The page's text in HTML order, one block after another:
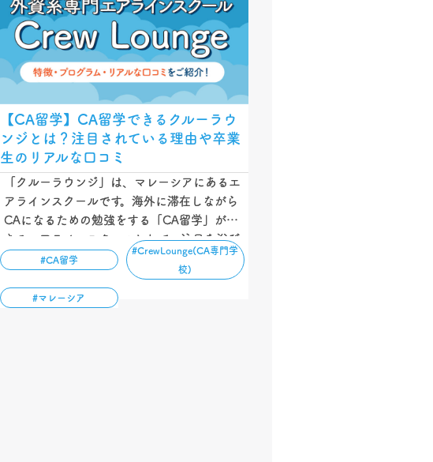
【CA留学】CA留学できるクルーラウ
ンジとは？注目されている理由や卒業
生のリアルな口コミ
「クルーラウンジ」は、マレーシアにあるエ
アラインスクールです。海外に滞在しながら
CAになるための勉強をする「CA留学」がで
きるエアラインスクールとして、注目を浴び
ています。本記事では「どんなところな
の？」「なぜ注目されているの？」と疑問に
思っている方に向けて、クルーラウンジがど
#CA留学
#CrewLounge(CA専門学
校)
#マレーシア